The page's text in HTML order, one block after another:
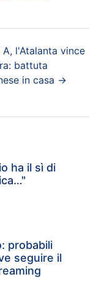
A, l'Atalanta vince
battuta
in casa →
ha il sì di
probabili
seguire il